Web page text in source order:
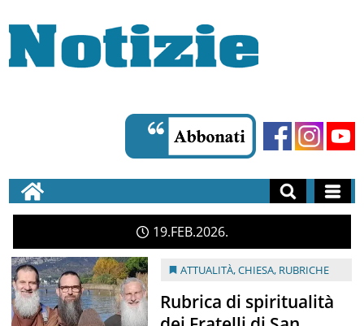
19 FEB 2026
ATTUALITÀ,CHIESA, RUBRICHE
Rubrica di spiritualità